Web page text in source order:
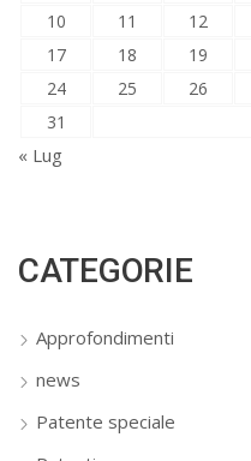
10
11 12
17
18 19
24
25 26
31
« Lug
CATEGORIE
Approfondimenti
news
Patente speciale